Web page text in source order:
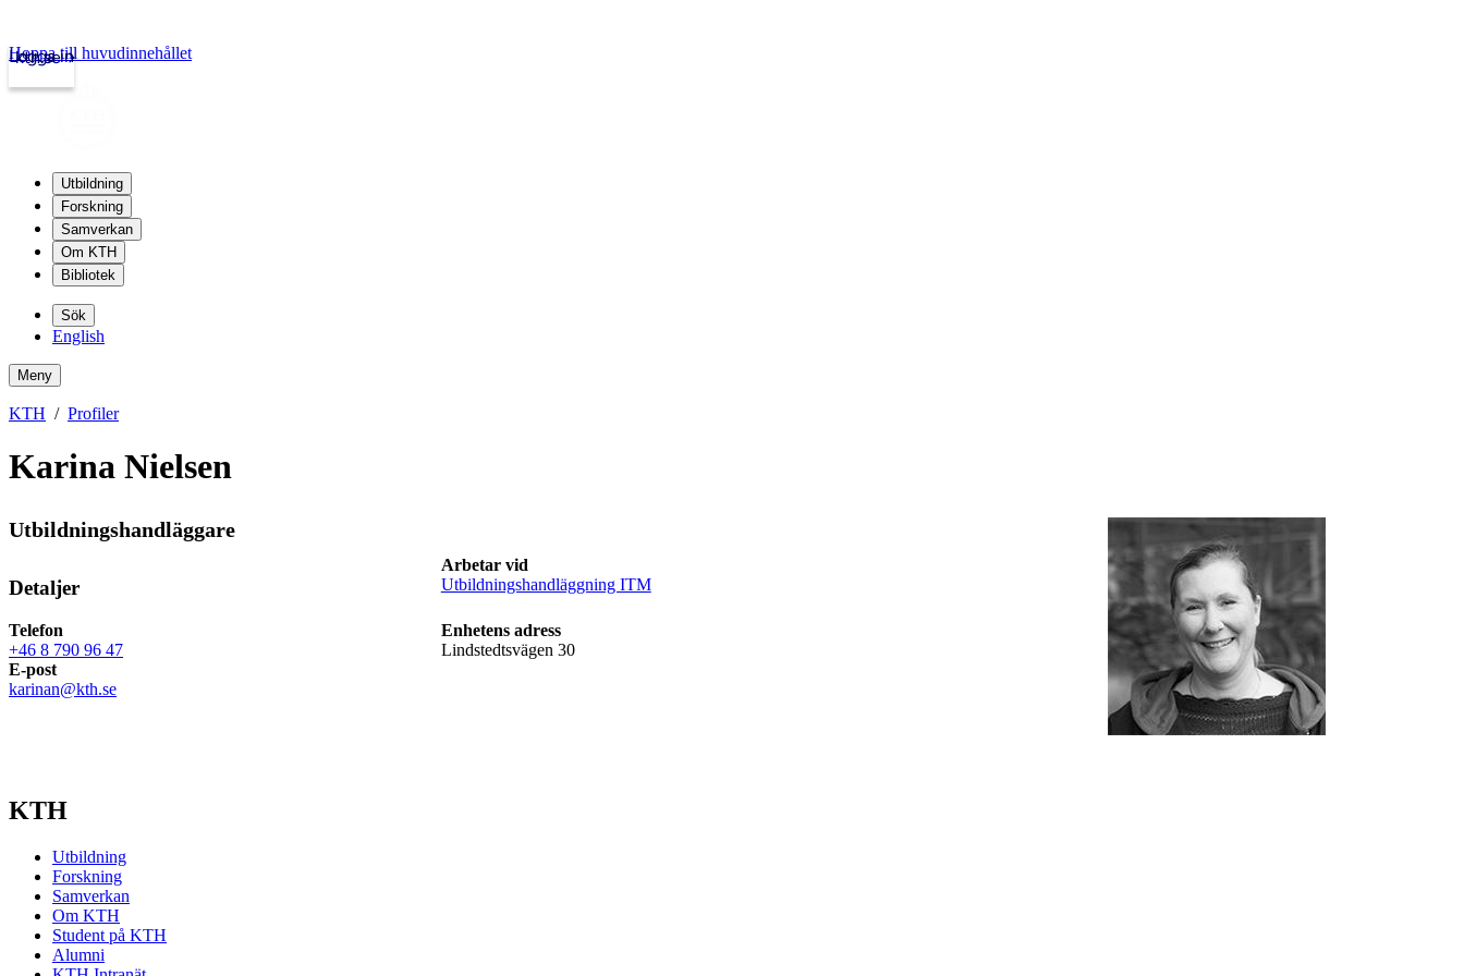
kth.se
Logga in
Hoppa till huvudinnehållet
Utbildning
Forskning
Samverkan
Om KTH
Bibliotek
Sök
English
Meny
KTH Profiler
Karina Nielsen
Utbildningshandläggare
Detaljer
Arbetar vid
Utbildningshandläggning ITM
Telefon
+46 8 790 96 47
Enhetens adress
Lindstedtsvägen 30
E-post
karinan@kth.se
KTH
Utbildning
Forskning
Samverkan
Om KTH
Student på KTH
Alumni